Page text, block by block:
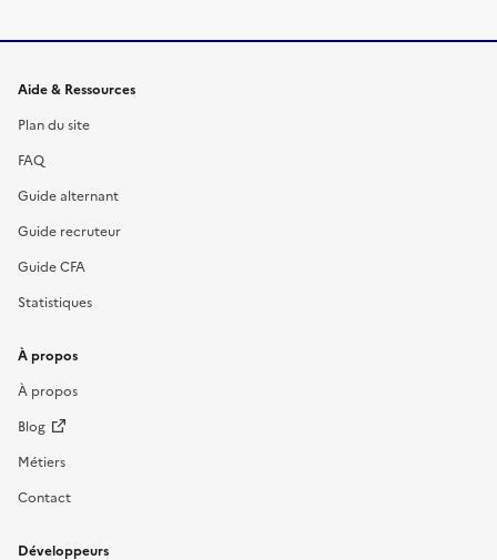
Informations et liens du site
Aide & Ressources
Plan du site
FAQ
Guide alternant
Guide recruteur
Guide CFA
Statistiques
À propos
À propos
Blog
Métiers
Contact
Développeurs